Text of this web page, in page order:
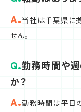
当社は千葉県に
せん。
勤務時間や
か？
勤務時間は平日